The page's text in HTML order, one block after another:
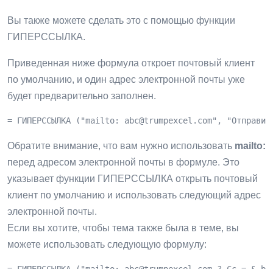
Вы также можете сделать это с помощью функции
ГИПЕРССЫЛКА.
Приведенная ниже формула откроет почтовый клиент
по умолчанию, и один адрес электронной почты уже
будет предварительно заполнен.
= ГИПЕРССЫЛКА ("mailto: abc@trumpexcel.com",
Обратите внимание, что вам нужно использовать mailto:
перед адресом электронной почты в формуле. Это
указывает функции ГИПЕРССЫЛКА открыть почтовый
клиент по умолчанию и использовать следующий адрес
электронной почты.
Если вы хотите, чтобы тема также была в теме, вы
можете использовать следующую формулу: